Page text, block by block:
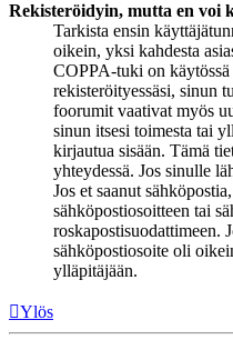
Rekisteröidyin, mutta en voi
Tarkista ensin
oikein, yksi kahdesta
COPPA-tuki on
rekisteröityessäsi, sinun
foorumit vaativat myös
sinun itsesi toimesta tai
kirjautua sisään. Tämä
yhteydessä. Jos sinulle
Jos et saanut
sähköpostiosoitteen tai
roskapostisuodattimeen.
sähköpostiosoite oli
ylläpitäjään.
Ylös